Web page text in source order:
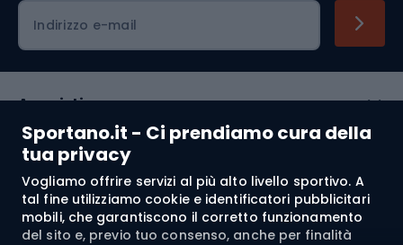
Sportano.it - Ci prendiamo cura della
tua privacy
Vogliamo offrire servizi al più alto livello sportivo. A
tal fine utilizziamo cookie e identificatori pubblicitari
mobili, che garantiscono il corretto funzionamento
del sito e, previo tuo consenso, anche per finalità
Indirizzo e-mail
Acquisti
Servizio clienti
Regolamento
Chi siamo